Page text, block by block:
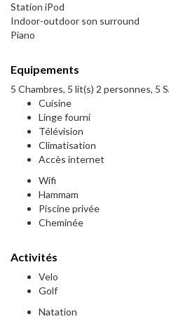
Station iPod
Indoor-outdoor son surround
Piano
Equipements
5 Chambres, 5 lit(s) 2 personnes, 5
Cuisine
Linge fourni
Télévision
Climatisation
Accès internet
Wifi
Hammam
Piscine privée
Cheminée
Activités
Velo
Golf
Natation